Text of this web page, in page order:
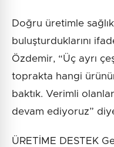
Doğru üretimle
buluşturduklarını
Özdemir, “Üç ayrı
toprakta hangi
baktık. Verimli
devam ediyoruz”
ÜRETİME DESTEK